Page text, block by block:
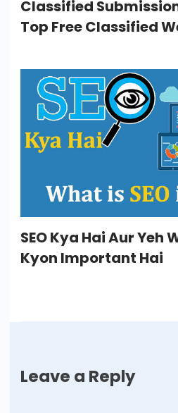
Classified
Top Free Classified
SEO Kya Hai Aur Yeh
Kyon Important Hai
Leave a Reply